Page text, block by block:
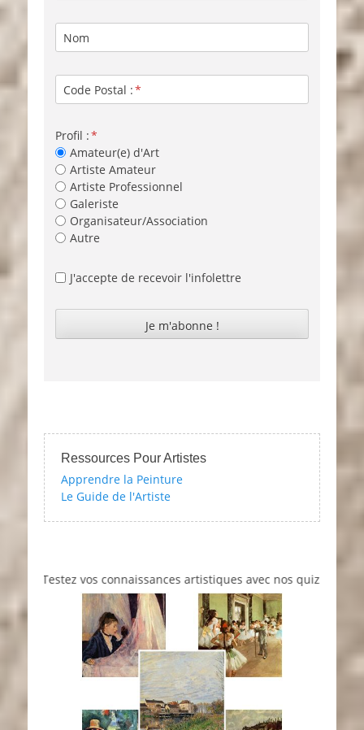
Nom
Code Postal :
Profil :
Amateur(e) d'Art
Artiste Amateur
Artiste Professionnel
Galeriste
Organisateur/Association
Autre
J'accepte de recevoir l'infolettre
Ressources Pour Artistes
Apprendre la Peinture
Le Guide de l'Artiste
Testez vos connaissances artistiques avec nos quizzes sur